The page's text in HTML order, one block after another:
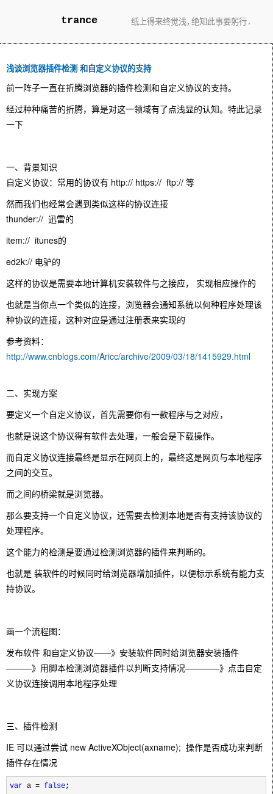
trance 纸上得来终觉浅,绝知此事要躬行.
浅谈浏览器插件检测 和自定义协议的支持
前一阵子一直在折腾浏览器的插件检测和自定义协议的支持。
经过种种痛苦的折腾，算是对这一领域有了点浅显的认知。特此记录
一下
一、背景知识
自定义协议：常用的协议有 http:// https:// ftp:// 等
然而我们也经常会遇到类似这样的协议连接
thunder:// 迅雷的
item:// itunes的
ed2k:// 电驴的
这样的协议是需要本地计算机安装软件与之接应， 实现相应操作的
也就是当你点一个类似的连接，浏览器会通知系统以何种程序处理该
种协议的连接，这种对应是通过注册表来实现的
参考资料：
http://www.cnblogs.com/Aricc/archive/2009/03/18/1415929.html
二、实现方案
要定义一个自定义协议，首先需要你有一款程序与之对应，
也就是说这个协议得有软件去处理，一般会是下载操作。
而自定义协议连接最终是显示在网页上的，最终这是网页与本地程序
之间的交互。
而之间的桥梁就是浏览器。
那么要支持一个自定义协议，还需要去检测本地是否有支持该协议的
处理程序。
这个能力的检测是要通过检测浏览器的插件来判断的。
也就是 装软件的时候同时给浏览器增加插件，以便标示系统有能力支
持协议。
画一个流程图：
发布软件 和自定义协议——》安装软件同时给浏览器安装插件
———》用脚本检测浏览器插件以判断支持情况————》点击自定
义协议连接调用本地程序处理
三、插件检测
IE 可以通过尝试 new ActiveXObject(axname);  操作是否成功来判断
插件存在情况
var a = false;